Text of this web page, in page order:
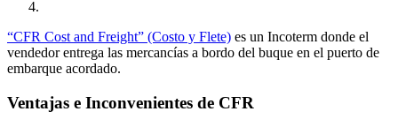
“CFR Cost and Freight” (Costo y Flete) es un Incoterm donde el
vendedor entrega las mercancías a bordo del buque en el puerto de
embarque acordado.
Ventajas e Inconvenientes de CFR